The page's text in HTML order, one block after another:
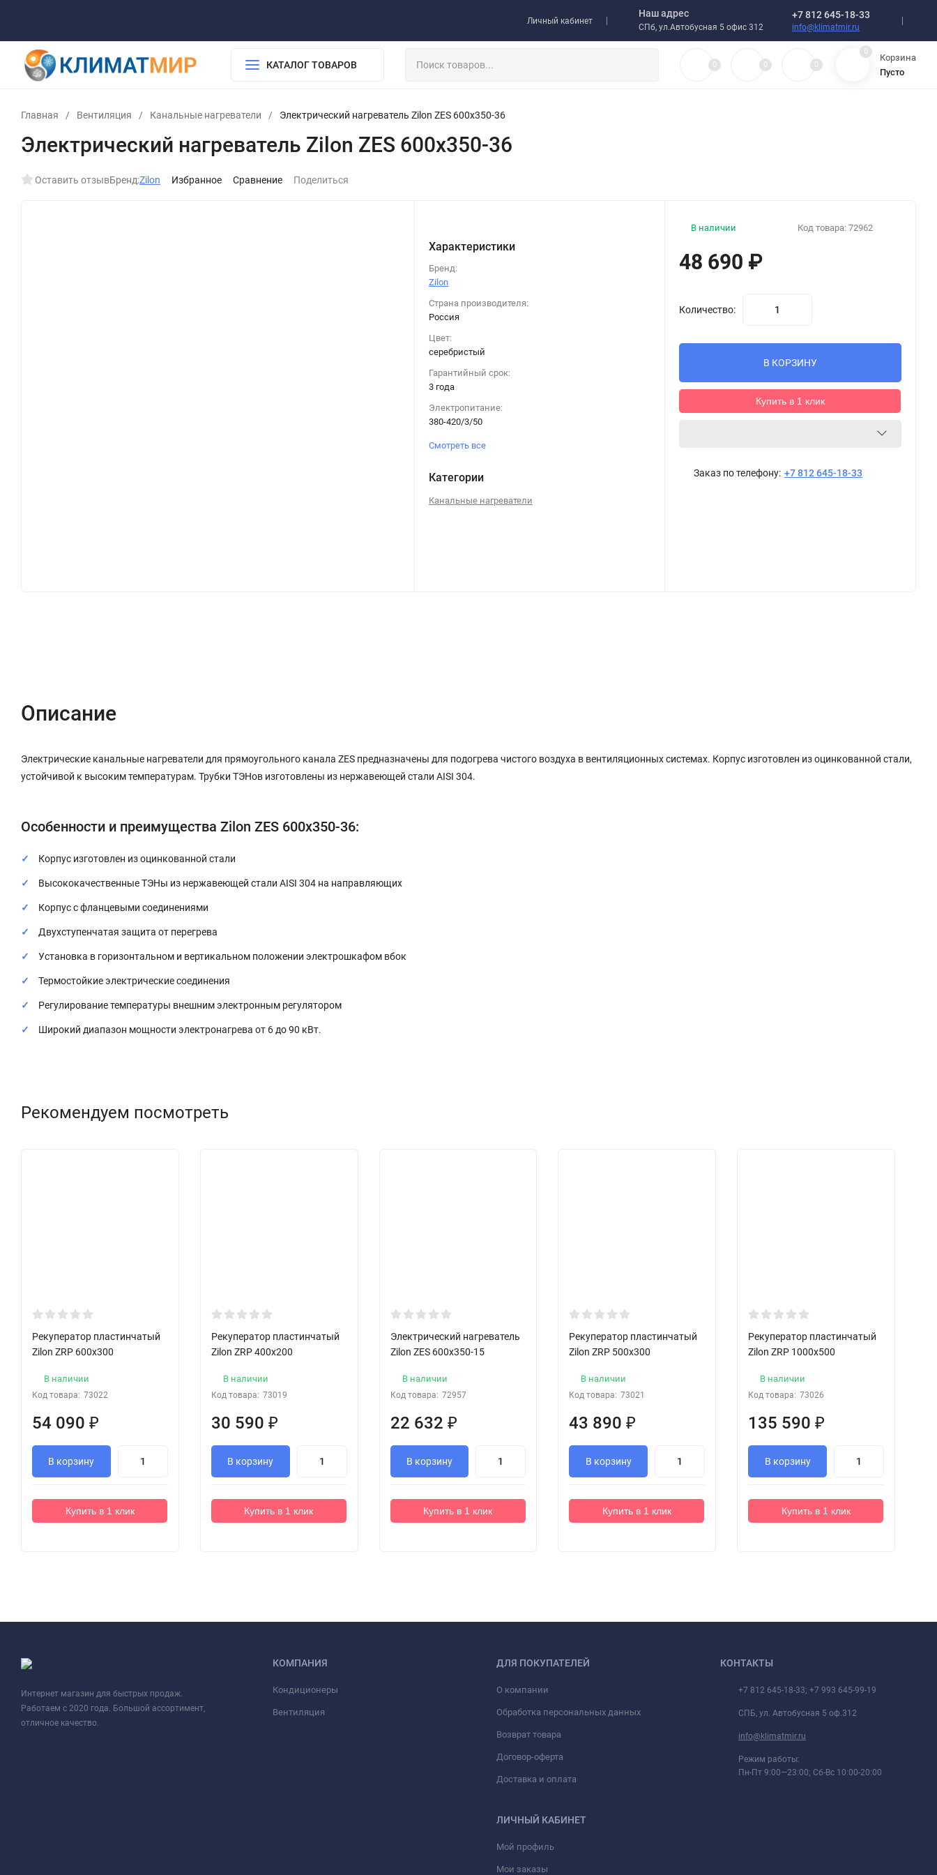
Доставка и оплата
Личный кабинет
Наш адрес
СПб, ул.Автобусная 5 офис 312
+7 812 645-18-33
info@klimatmir.ru
КАТАЛОГ ТОВАРОВ 0 0 0
0
Корзина
Пусто
Главная / Вентиляция / Канальные нагреватели / Электрический нагреватель Zilon ZES 600х350-36
Электрический нагреватель Zilon ZES 600х350-36
Оставить отзывБренд:Zilon Избранное Сравнение Поделиться
Характеристики
Бренд:
Zilon
Страна производителя:
Россия
Цвет:
серебристый
Гарантийный срок:
3 года
Электропитание:
380-420/3/50
Смотреть все
Категории
Канальные нагреватели
Код товара: 72962
В наличии
48 690 ₽
Количество:
В КОРЗИНУ
Купить в 1 клик
Заказ по телефону: +7 812 645-18-33
Описание
Электрические канальные нагреватели для прямоугольного канала ZES предназначены для подогрева чистого воздуха в вентиляционных системах. Корпус изготовлен из оцинкованной стали,
устойчивой к высоким температурам. Трубки ТЭНов изготовлены из нержавеющей стали AISI 304.
Особенности и преимущества Zilon ZES 600х350-36:
Корпус изготовлен из оцинкованной стали
Высококачественные ТЭНы из нержавеющей стали AISI 304 на направляющих
Корпус с фланцевыми соединениями
Двухступенчатая защита от перегрева
Установка в горизонтальном и вертикальном положении электрошкафом вбок
Термостойкие электрические соединения
Регулирование температуры внешним электронным регулятором
Широкий диапазон мощности электронагрева от 6 до 90 кВт.
Рекомендуем посмотреть
Рекуператор пластинчатый
Zilon ZRP 600x300
В наличии
Код товара: 73022
54 090 ₽
В корзину
Купить в 1 клик
Рекуператор пластинчатый
Zilon ZRP 400x200
В наличии
Код товара: 73019
30 590 ₽
В корзину
Купить в 1 клик
Электрический нагреватель
Zilon ZES 600x350-15
В наличии
Код товара: 72957
22 632 ₽
В корзину
Купить в 1 клик
Рекуператор пластинчатый
Zilon ZRP 500x300
В наличии
Код товара: 73021
43 890₽
В корзину
Купить в 1 клик
Рекуператор пластинчатый
Zilon ZRP 1000x500
В наличии
Код товара: 73026
135 590₽
В корзину
Купить в 1 клик
Интернет магазин для быстрых продаж.
Работаем с 2020 года. Большой ассортимент,
отличное качество.
КОМПАНИЯ
Кондиционеры
Вентиляция
ДЛЯ ПОКУПАТЕЛЕЙ
О компании
Обработка персональных данных
Возврат товара
Договор-оферта
Доставка и оплата
ЛИЧНЫЙ КАБИНЕТ
Мой профиль
Мои заказы
КОНТАКТЫ
+7 812 645-18-33; +7 993 645-99-19
СПБ, ул. Автобусная 5 оф.312
info@klimatmir.ru
Режим работы:
Пн-Пт 9:00—23:00; Сб-Вс 10:00-20:00